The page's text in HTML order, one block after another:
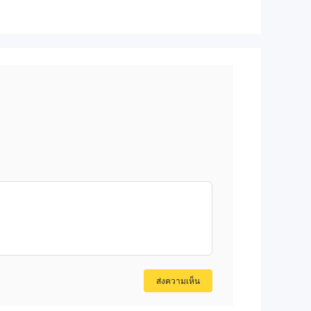
ส่งความเห็น